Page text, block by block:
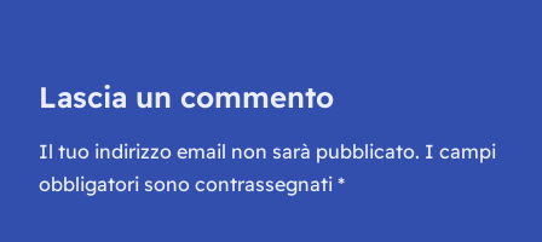
Lascia un commento
Il tuo indirizzo email non sarà pubblicato. I campi
obbligatori sono contrassegnati *